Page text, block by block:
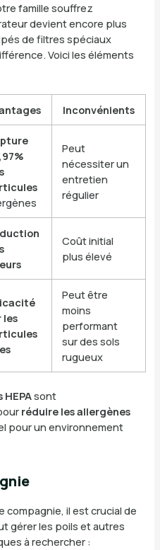
famille souffrez
devient encore plus
de filtres spéciaux
Voici les éléments
Inconvénients
Peut
nécessiter un
entretien
régulier
Coût initial
plus élevé
les
Peut être
moins
performant
sur des sols
rugueux
sont
réduire les allergènes
pour un environnement
compagnie, il est crucial de
gérer les poils et autres
à rechercher :